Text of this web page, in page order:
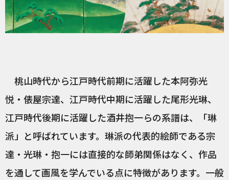
桃山時代から江戸時代前期に活躍した本阿弥光
悦・俵屋宗達、江戸時代中期に活躍した尾形光琳、
江戸時代後期に活躍した酒井抱一らの系譜は、「琳
派」と呼ばれています。琳派の代表的絵師である宗
達・光琳・抱一には直接的な師弟関係はなく、作品
を通して画風を学んでいる点に特徴があります。一般